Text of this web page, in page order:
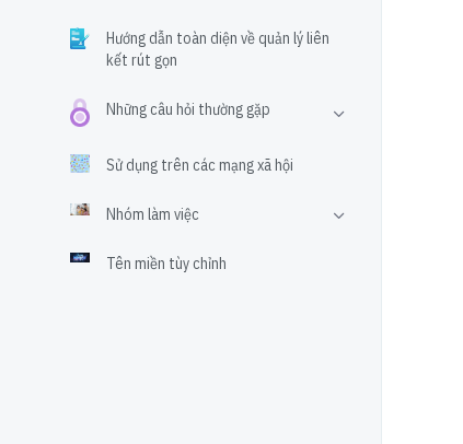
Hướng dẫn toàn diện về quản lý liên
kết rút gọn
Những câu hỏi thường gặp
Sử dụng trên các mạng xã hội
Nhóm làm việc
Tên miền tùy chỉnh